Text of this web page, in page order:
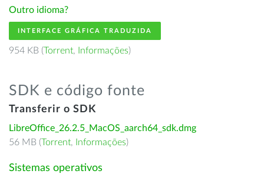
Outro idioma?
INTERFACE GRÁFICA TRADUZIDA
954 KB (Torrent, Informações)
SDK e código fonte
Transferir o SDK
LibreOffice_26.2.5_MacOS_aarch64_sdk.dmg
56 MB (Torrent, Informações)
Sistemas operativos